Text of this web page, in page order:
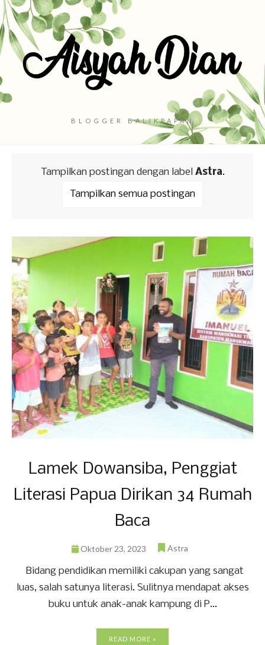
BLOGGER BALIKPAPAN
Tampilkan postingan dengan label Astra.
Tampilkan semua postingan
Lamek Dowansiba, Penggiat
Literasi Papua Dirikan 34 Rumah
Baca
Oktober 23, 2023 Astra
Bidang pendidikan memiliki cakupan yang sangat
luas, salah satunya literasi. Sulitnya mendapat akses
buku untuk anak-anak kampung di P...
READ MORE »